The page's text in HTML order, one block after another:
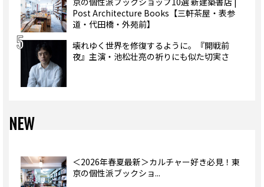
Post Architecture Books【三軒茶屋・表参
道・代田橋・外苑前】
壊れゆく世界を修復するように。『開戦前
夜』主演・池松壮亮の祈りにも似た切実さ
NEW
＜2026年春夏最新＞カルチャー好き必見！東
京の個性派ブックショ...